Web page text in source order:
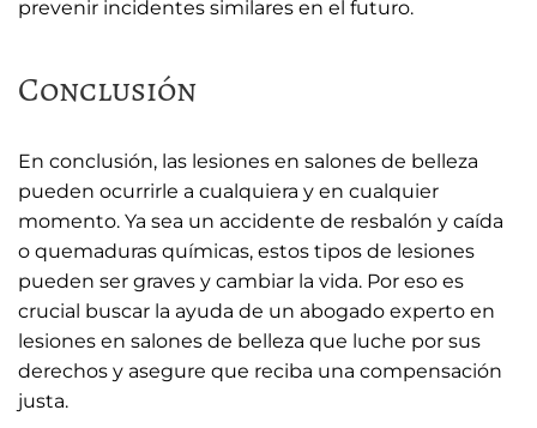
prevenir incidentes similares en el futuro.
Conclusión
En conclusión, las lesiones en salones de belleza
pueden ocurrirle a cualquiera y en cualquier
momento. Ya sea un accidente de resbalón y caída
o quemaduras químicas, estos tipos de lesiones
pueden ser graves y cambiar la vida. Por eso es
crucial buscar la ayuda de un abogado experto en
lesiones en salones de belleza que luche por sus
derechos y asegure que reciba una compensación
justa.